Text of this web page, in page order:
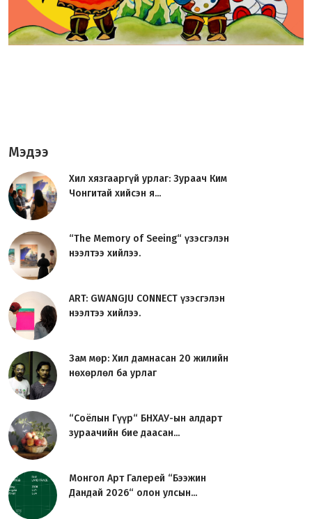
Мэдээ
Хил хязгааргүй урлаг: Зураач Ким
Чонгитай хийсэн я...
“The Memory of Seeing“ үзэсгэлэн
нээлтээ хийлээ.
ART: GWANGJU CONNECT үзэсгэлэн
нээлтээ хийлээ.
Зам мөр: Хил дамнасан 20 жилийн
нөхөрлөл ба урлаг
“Соёлын Гүүр“ БНХАУ-ын алдарт
зураачийн бие даасан...
Монгол Арт Галерей “Бээжин
Дандай 2026“ олон улсын...